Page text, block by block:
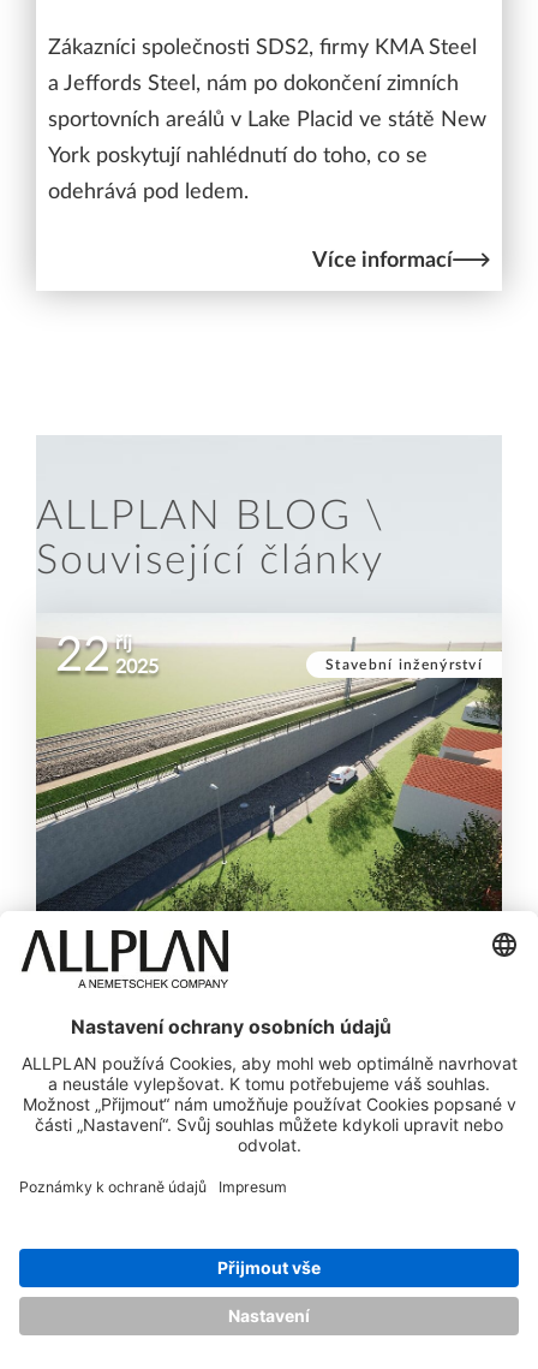
Zákazníci společnosti SDS2, firmy KMA Steel
a Jeffords Steel, nám po dokončení zimních
sportovních areálů v Lake Placid ve státě New
York poskytují nahlédnutí do toho, co se
odehrává pod ledem.
Více informací
ALLPLAN BLOG \
Související články
Stavební inženýrství
22 říj
2025
Náhrada za „stavbu století“ v Osnabrücku
Více informací
08 2025